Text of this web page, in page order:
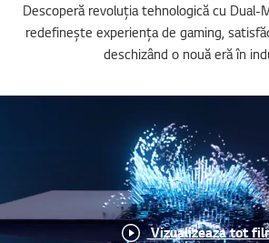
Descoperă revoluția tehnologică cu
redefinește experiența de gaming,
deschizând o nouă eră în
Vizualizeaza tot